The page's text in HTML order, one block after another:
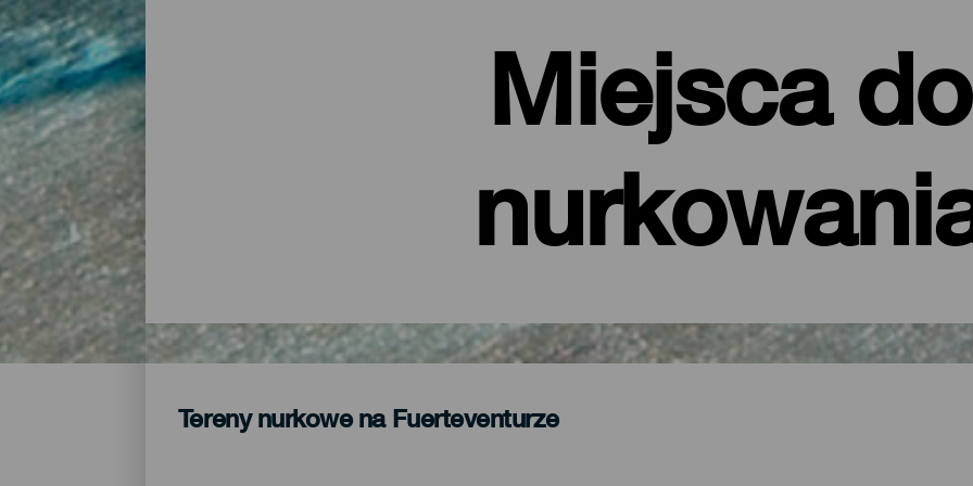
Miejsca do
Tereny nurkowe na Fuerteventurze